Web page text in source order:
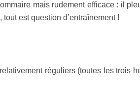
mais rudement efficace : il
est question d’entraînement !
réguliers (toutes les trois